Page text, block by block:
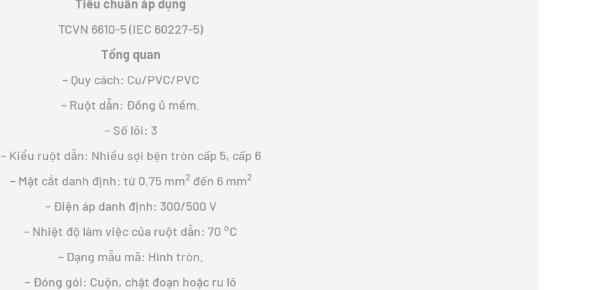
Tiêu chuẩn áp dụng
TCVN 6610-5 (IEC 60227-5)
Tổng quan
– Quy cách: Cu/PVC/PVC
– Ruột dẫn: Đồng ủ mềm.
– Số lõi: 3
– Kiểu ruột dẫn: Nhiều sợi bện tròn cấp 5, cấp 6
– Mặt cắt danh định: từ 0.75 mm2đến 6 mm2
– Điện áp danh định: 300/500 V
– Nhiệt độ làm việc của ruột dẫn: 70 oC
– Dạng mẫu mã: Hình tròn.
– Đóng gói: Cuộn, chặt đoạn hoặc ru lô